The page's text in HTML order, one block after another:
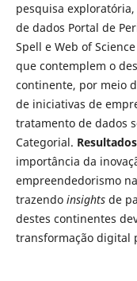
pesquisa
de dados Portal de
Spell e Web of
que contemplem o
continente, por meio
de iniciativas de
tratamento de dados
Categorial.
importância da
empreendedorismo
trazendo insightsde
destes continentes
transformação digital